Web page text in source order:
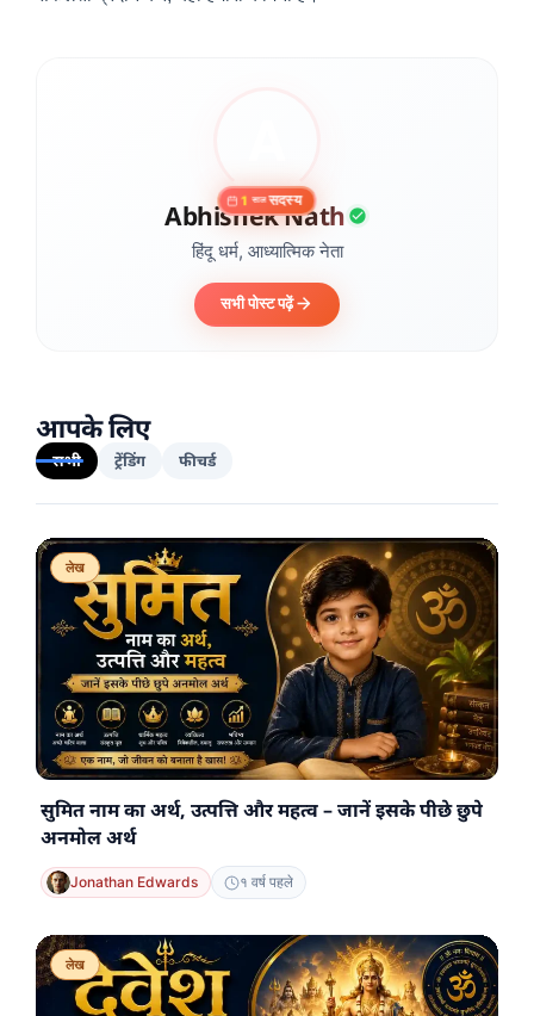
1 सालसदस्य
Abhishek Nath
हिंदू धर्म, आध्यात्मिक नेता
सभी पोस्ट पढ़ें
आपके लिए
सभी ट्रेंडिंग फीचर्ड
लेख
सुमित नाम का अर्थ, उत्पत्ति और महत्व – जानें इसके पीछे छुपे
अनमोल अर्थ
Jonathan Edwards १ वर्ष पहले
लेख